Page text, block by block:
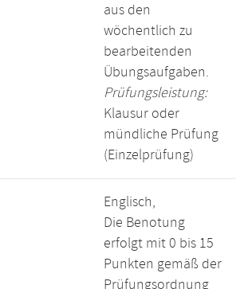
aus den
wöchentlich zu
bearbeitenden
Übungsaufgaben.
Prüfungsleistung:
Klausur oder
mündliche Prüfung
(Einzelprüfung)
Englisch,
Die Benotung
erfolgt mit 0 bis 15
Punkten gemäß der
Prüfungsordnung